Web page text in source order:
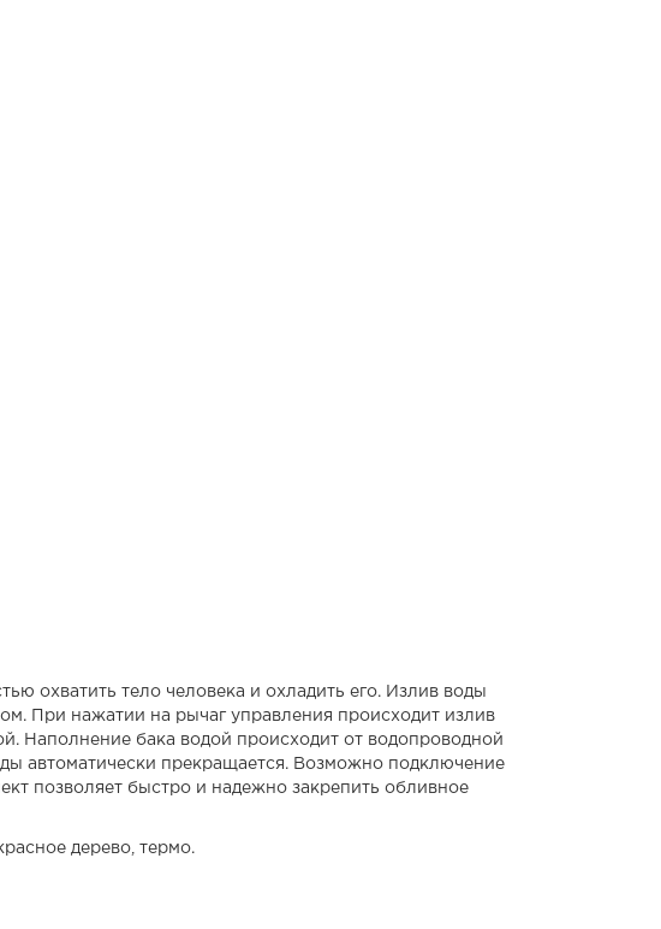
охватить тело человека и охладить его. Излив воды
При нажатии на рычаг управления происходит излив
Наполнение бака водой происходит от водопроводной
автоматически прекращается. Возможно подключение
позволяет быстро и надежно закрепить обливное
дерево, термо.